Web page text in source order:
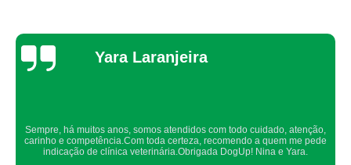
onde encontrar hospital veterinário 24 horas Pinheiros
hospital veterinário 24hrs Embu
onde fica hospital vet 24hrs Brooklin
Thaynah Souza
Confio de olhos fechados os meus cachorros nos atendimentos da dog up,
os veterinários sempre são atenciosos e verificam todos os detalhes
possíveis.